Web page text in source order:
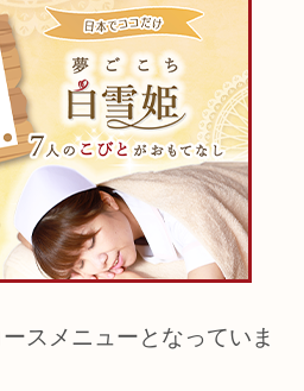
スメニューとなっていま